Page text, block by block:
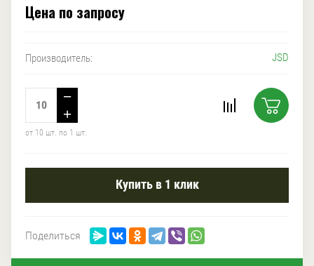
Цена по запросу
Производитель: JSD
−
+
от 10 шт. по 1 шт.
Купить в 1 клик
Поделиться